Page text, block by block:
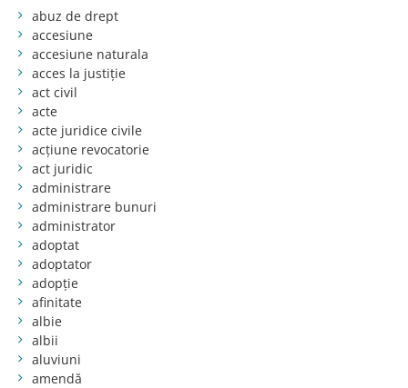
abuz de drept
accesiune
accesiune naturala
acces la justiție
act civil
acte
acte juridice civile
acțiune revocatorie
act juridic
administrare
administrare bunuri
administrator
adoptat
adoptator
adopție
afinitate
albie
albii
aluviuni
amendă